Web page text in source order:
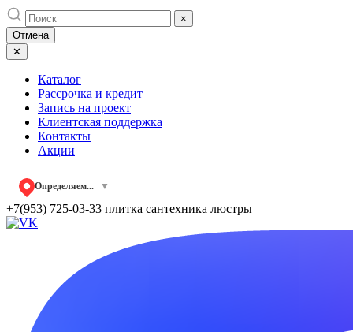
Skip
to
content
×
Отмена
✕
Каталог
Рассрочка и кредит
Запись на проект
Клиентская поддержка
Контакты
Акции
Определяем... ▼
+7(953) 725-03-33 плитка сантехника люстры